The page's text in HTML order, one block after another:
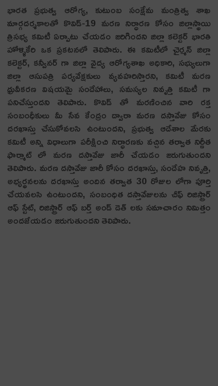
భారత ప్రభుత్వ ఆరోగ్య, కుటుంబ సంక్షేమ మంత్రిత్వ శాఖ
మార్గదర్శకాలతో కొవిడ్-19 మరణ నిర్ధారణ కోసం జిల్లాస్థాయి
త్రిసభ్య కమిటీ ఏర్పాటు చేయడం జరిగిందని జిల్లా కలెక్టర్ భారతి
హోళ్ళికేరి ఒక ప్రకటనలో తెలిపారు. ఈ కమిటీలో చైర్మన్ జిల్లా
కలెక్టర్, కన్వీనర్ గా జిల్లా వైద్య ఆరోగ్యశాఖ అధికారి, సభ్యులుగా
జిల్లా ఆసుపత్రి పర్యవేక్షకులు వ్యవహరిస్తారని, కమిటీ మరణ
ధ్రువీకరణ విషయమై సందేహాలు, సమస్యల నివృత్తి కమిటీ గా
పనిచేస్తుందని తెలిపారు. కొవిడ్ తో మరణించిన వారి రక్త
సంబంధీకులు మీ సేవ కేంద్రం ద్వారా మరణ దస్తావేజు కోసం
దరఖాస్తు చేసుకోవలసి ఉంటుందని, ప్రభుత్వ ఆదేశాల మేరకు
కమిటీ అన్ని విధాలుగా పరీక్షించి నిర్ధారణకు వచ్చిన తర్వాత నిర్ణీత
ఫార్మాట్ లో మరణ దస్తావేజు జారీ చేయడం జరుగుతుందని
తెలిపారు. మరణ దస్తావేజు జారీ కోసం దరఖాస్తు, సందేహ నివృత్తి,
అభ్యర్థనలను దరఖాస్తు అందిన తర్వాత 30 రోజుల లోగా పూర్తి
చేయవలసి ఉంటుందని, సంబంధిత దస్తావేజులను చీఫ్ రిజిస్ట్రార్
ఆఫ్ స్టేట్, రిజిస్ట్రార్ ఆఫ్ బర్త్ అండ్ డెత్ లకు సమాచారం నిమిత్తం
అందజేయడం జరుగుతుందని తెలిపారు.